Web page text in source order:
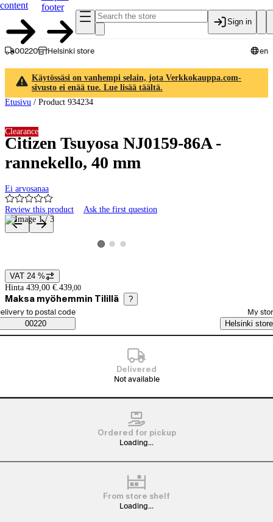
content
footer
Sign in
00220 Helsinki store en
Käytössäsi on vanhempi selain, jota Verkkokauppa.com-
sivusto ei enää tue. Lue lisää täältä.
Etusivu / Product 934234
Citizen Tsuyosa NJ0159-86A -
rannekello, 40 mm
Ei arvosanaa
Review this product Ask the first question
Clearance
Product images and videos
View product image 1
View product image 2
View product image 3
Price details
VAT 24 %
Hinta 439,00 €. 439,00
Maksa myöhemmin Tilillä ?
Saatavuustiedot
order method
to postal code
00220
My
Helsinki store
Delivered
Not available
Ordered for pickup
Loading...
From store shelf
Loading...